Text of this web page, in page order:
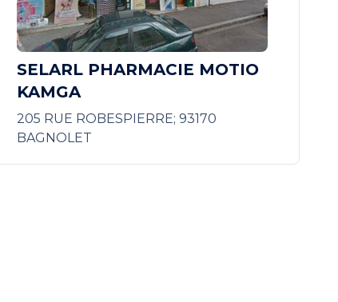
SELARL PHARMACIE MOTIO
KAMGA
205 RUE ROBESPIERRE; 93170
BAGNOLET